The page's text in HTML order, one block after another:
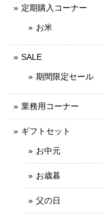
定期購入コーナー
お米
SALE
期間限定セール
業務用コーナー
ギフトセット
お中元
お歳暮
父の日